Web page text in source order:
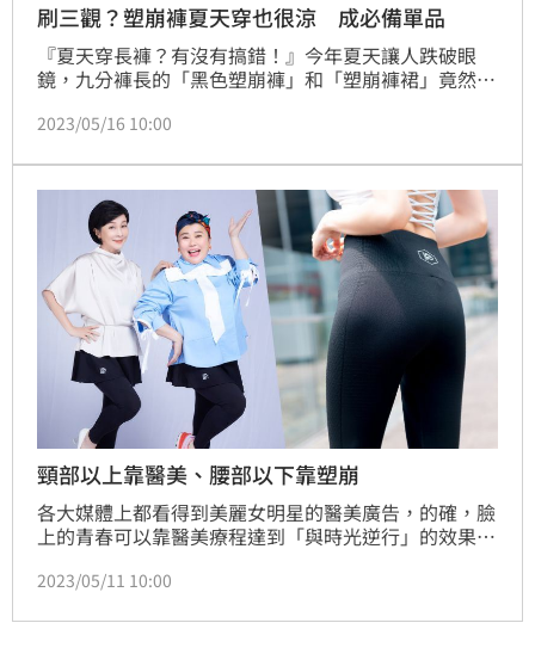
刷三觀？塑崩褲夏天穿也很涼 成必備單品
『夏天穿長褲？有沒有搞錯！』今年夏天讓人跌破眼
鏡，九分褲長的「黑色塑崩褲」和「塑崩褲裙」竟然一
貨！台灣紡織業的研究學者分析：『現在織品技術相當
紗」，穿上後比不穿更涼，加上塑崩褲本身就有很好的
塑身效果，九分褲還可以讓腿部避免紫外線直接曝曬，
又涼感、又塑身、又抗曬，這就是塑崩褲能大賣的原
因。』
2023/05/16 10:00
頸部以上靠醫美、腰部以下靠塑崩
各大媒體上都看得到美麗女明星的醫美廣告，的確，臉
上的青春可以靠醫美療程達到「與時光逆行」的效果，
樣會讓女人透露歲月的痕跡；都是顯老的元凶；想要有
2023/05/11 10:00